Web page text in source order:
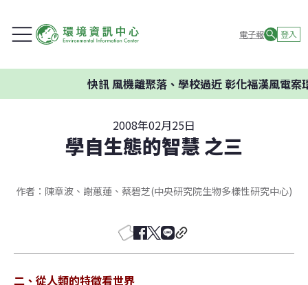
電子報 登入
快訊風機離聚落、學校過近 彰化福漢風電案環
2008年02月25日
學自生態的智慧 之三
作者：陳章波、謝蕙蓮、蔡碧芝(中央研究院生物多樣性研究中心)
二、從人類的特徵看世界